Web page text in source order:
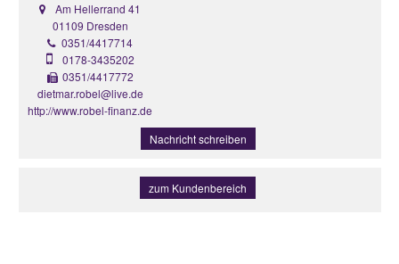
Am Hellerrand 41
01109 Dresden
0351/4417714
0178-3435202
0351/4417772
dietmar.robel@live.de
http://www.robel-finanz.de
Nachricht schreiben
zum Kundenbereich